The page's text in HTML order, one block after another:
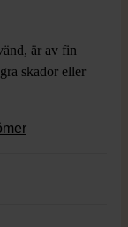
är av fin
skador eller